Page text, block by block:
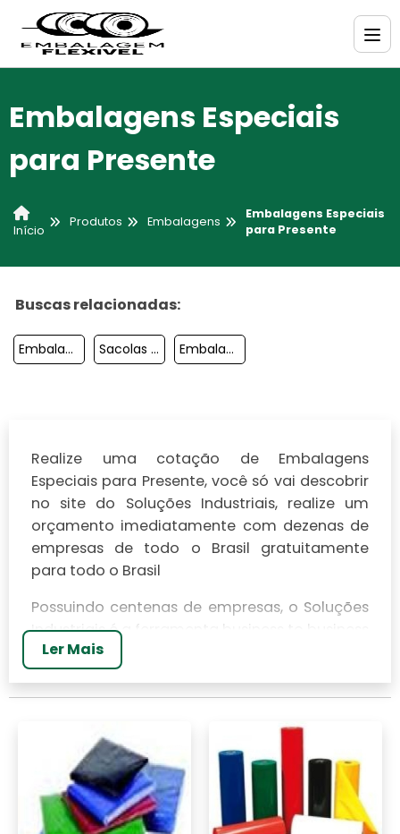
Embalagens Especiais
para Presente
Início
Produtos Embalagens
Embalagens Especiais
para Presente
Buscas relacionadas:
Embalagens Sacolas Plasticas Sacolas Embalagens Embalagens Presente
Realize uma cotação de Embalagens
Especiais para Presente, você só vai descobrir
no site do Soluções Industriais, realize um
orçamento imediatamente com dezenas de
empresas de todo o Brasil gratuitamente
para todo o Brasil
Possuindo centenas de empresas, o Soluções
Industriais é a ferramenta business to business
mais completo da área industrial. Para
realizar um orçamento de Embalagens
Especiais para Presente, clique em um ou mais
Ler Mais